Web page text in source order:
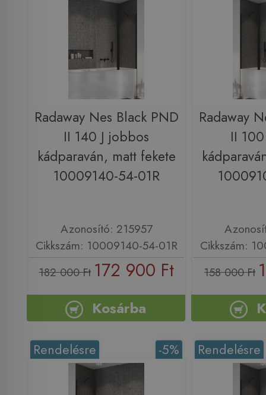
Radaway Nes Black PND
II 140 J jobbos
kádparaván, matt fekete
10009140-54-01R
Azonosító: 215957
Cikkszám: 10009140-54-01R
182 000 Ft 172 900 Ft
Kosárba
Radaway
II
Cikkszám:
158 000 Ft
-5%
Rendelésre Rendelésre